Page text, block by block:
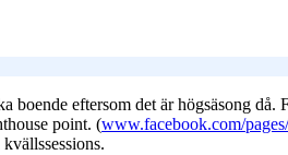
eftersom det är högsäsong
point. (www.facebook.com/